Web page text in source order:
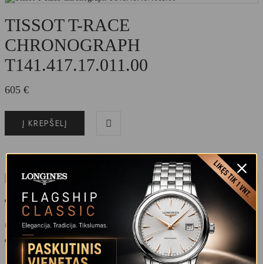
TISSOT T-RACE
CHRONOGRAPH
T141.417.17.011.00
605 €
Į KREPŠELĮ
TISSOT T-RACE
CHRONOGRAPH
T141.417.37.051.00